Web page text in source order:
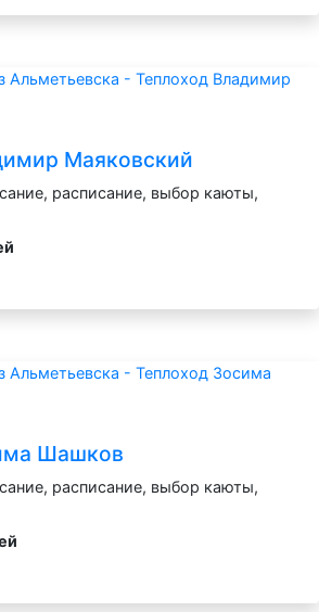
Маяковский
расписание, выбор каюты,
Шашков
расписание, выбор каюты,